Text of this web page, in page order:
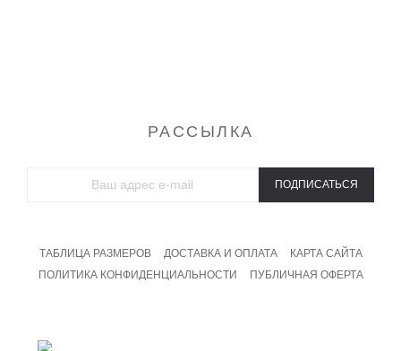
РАССЫЛКА
ПОДПИСАТЬСЯ
ТАБЛИЦА РАЗМЕРОВ ДОСТАВКА И ОПЛАТА
КАРТА САЙТА
ПОЛИТИКА КОНФИДЕНЦИАЛЬНОСТИ
ПУБЛИЧНАЯ ОФЕРТА